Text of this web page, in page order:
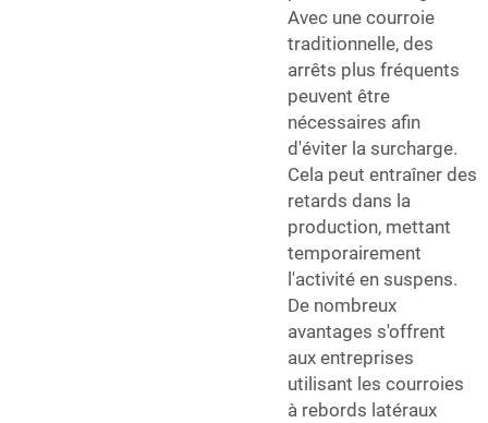
Avec une courroie
traditionnelle, des
arrêts plus fréquents
peuvent être
nécessaires afin
d'éviter la surcharge.
Cela peut entraîner des
retards dans la
production, mettant
temporairement
l'activité en suspens.
De nombreux
avantages s'offrent
aux entreprises
utilisant les courroies
à rebords latéraux